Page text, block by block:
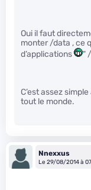
Oui il faut
monter /data , ce
d’applications
"
C’est assez
tout le monde.
Nnexxus
Le 29/08/2014 à